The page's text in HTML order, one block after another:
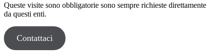
Queste visite sono obbligatorie sono sempre richieste direttamente
da questi enti.
Contattaci